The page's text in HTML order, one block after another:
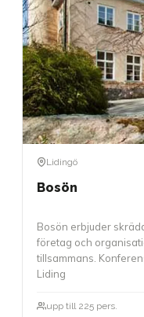
Lidingö
Bosön
Bosön erbjuder
företag och
tillsammans.
Liding
upp till 225 pers.